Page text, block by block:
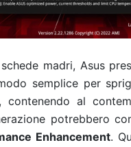
madri, Asus
semplice per
contenendo al
potrebbero
Enhancement.